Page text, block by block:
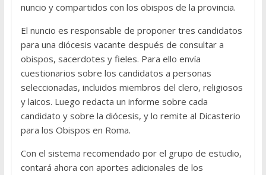
nuncio y compartidos con los obispos de la provincia.
El nuncio es responsable de proponer tres candidatos
para una diócesis vacante después de consultar a
obispos, sacerdotes y fieles. Para ello envía
cuestionarios sobre los candidatos a personas
seleccionadas, incluidos miembros del clero, religiosos
y laicos. Luego redacta un informe sobre cada
candidato y sobre la diócesis, y lo remite al Dicasterio
para los Obispos en Roma.
Con el sistema recomendado por el grupo de estudio,
contará ahora con aportes adicionales de los